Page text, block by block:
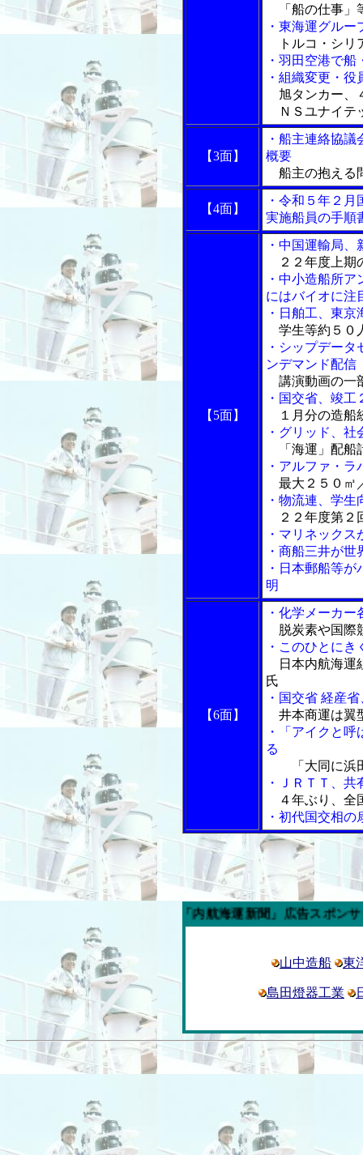
「船の仕事」
・東海運グル
トルコ・シリ
・羽田空港で
・組織変更・
旭タンカー、
ＮＳユナイテ
【3面】
・船主連絡協
概要
船主の抱える
【4面】
・令和５年２
実施船員の手
【5面】
・中国運輸局
２２年度上期
・中小造船所
にはバイオに注
・日舶工、東
学生等約５０
・シップデー
ンデマンド配信
講演動画の一
・国交省、竣
１月分の造船
・グリッド、
「海運」配船
・アルファ・
最大２５０㎥
・物流連、学
２２年度第２
・マリネック
・商船三井が
・日本郵船等
明
【6面】
・化学メーカ
脱炭素や国際
・このひとに
日本内航海運
氏
・国交省 経産
井本商運は翼
・「アイクと
る
「大同に浜田
・ＪＲＴＴ、
４年ぶり、全
・初代国交相
今週の「内航海運新聞」広告スポンサー企業
山中造船 東
島田燈器工業